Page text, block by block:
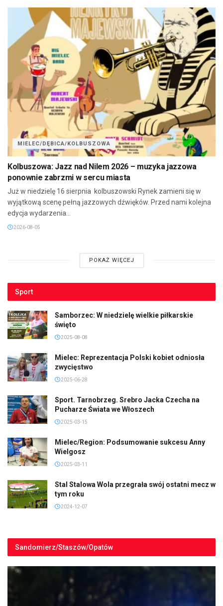
MIELEC/DĘBICA/KOLBUSZOWA
Kolbuszowa: Jazz nad Nilem 2026 – muzyka jazzowa
ponownie zabrzmi w sercu miasta
Już w niedzielę 16 sierpnia kolbuszowski Rynek zamieni się w
wyjątkową scenę pełną jazzowych dźwięków. Przed nami kolejna
edycja wydarzenia...
2026-08-05
POKAŻ WIĘCEJ
Sport
Samborzec: W niedzielę wielkie piłkarskie
święto
2025-08-08
Mielec: Reprezentacja Polski kobiet odniosła
zwycięstwo
2025-06-28
Sport. Tarnobrzeg. Srebro Jacka Czecha na
Pucharze Świata we Włoszech
2025-03-15
Mielec/Region: Podsumowanie sukcesu Anny
Wielgosz
2025-03-11
Stal Stalowa Wola przegrała swój ostatni mecz w
tym roku
2024-12-07
Sandomierz/Staszów/Opatów